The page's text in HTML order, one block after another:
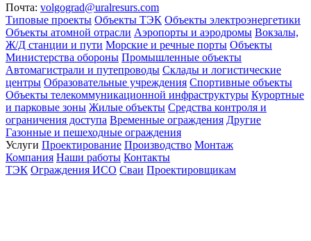
Почта: volgograd@uralresurs.com
Типовые проекты Объекты ТЭК Объекты электроэнергетики
Объекты атомной отрасли Аэропорты и аэродромы Вокзалы,
Ж/Д станции и пути Морские и речные порты Объекты
Министерства обороны Промышленные объекты
Автомагистрали и путепроводы Склады и логистические
центры Образовательные учреждения Спортивные объекты
Объекты телекоммуникационной инфраструктуры Курортные
и парковые зоны Жилые объекты Средства контроля и
ограничения доступа Временные ограждения Другие
Газонные и пешеходные ограждения
Услуги Проектирование Производство Монтаж
Компания Наши работы Контакты
ТЭК Ограждения ИСО Сваи Проектировщикам